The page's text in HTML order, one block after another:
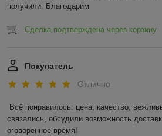
получили. Благодарим
Сделка подтверждена через корзину
Покупатель
Отлично
Всё понравилось: цена, качество,
связались, обсудили возможность
оговоренное время!